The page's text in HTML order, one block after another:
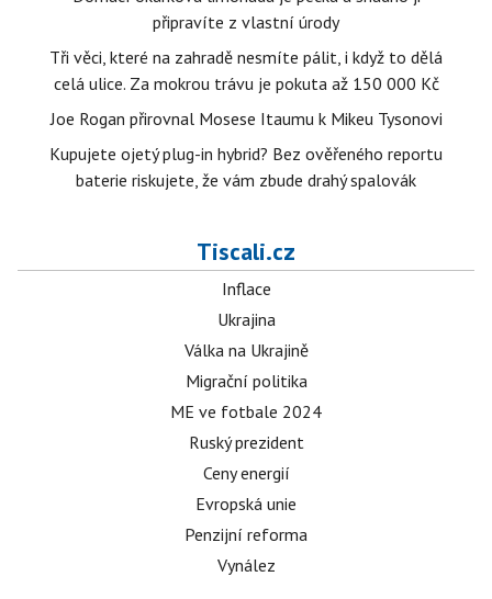
připravíte z vlastní úrody
Tři věci, které na zahradě nesmíte pálit, i když to dělá
celá ulice. Za mokrou trávu je pokuta až 150 000 Kč
Joe Rogan přirovnal Mosese Itaumu k Mikeu Tysonovi
Kupujete ojetý plug-in hybrid? Bez ověřeného reportu
baterie riskujete, že vám zbude drahý spalovák
Tiscali.cz
Inflace
Ukrajina
Válka na Ukrajině
Migrační politika
ME ve fotbale 2024
Ruský prezident
Ceny energií
Evropská unie
Penzijní reforma
Vynález